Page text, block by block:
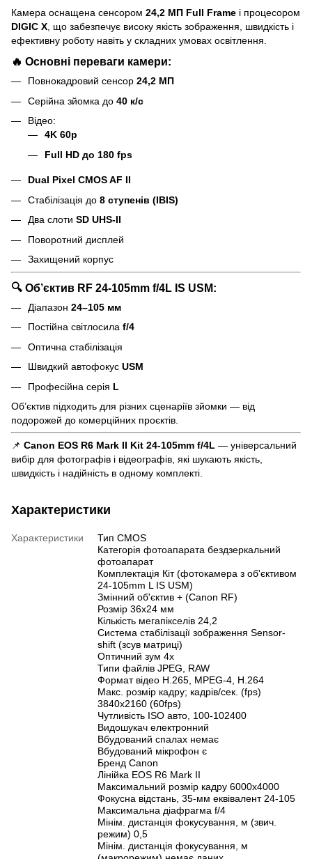
Камера оснащена сенсором 24,2 МП Full Frame і процесором
DIGIC X , що забезпечує високу якість зображення, швидкість і
ефективну роботу навіть у складних умовах освітлення.
🔥 Основні переваги камери:
Повнокадровий сенсор 24,2 МП
Серійна зйомка до 40 к/с
Відео:
4K 60p
Full HD до 180 fps
Dual Pixel CMOS AF II
Стабілізація до 8 ступенів (IBIS)
Два слоти SD UHS-II
Поворотний дисплей
Захищений корпус
🔍 Об’єктив RF 24-105mm f/4L IS USM:
Діапазон 24–105 мм
Постійна світлосила f/4
Оптична стабілізація
Швидкий автофокус USM
Професійна серія L
Об’єктив підходить для різних сценаріїв зйомки — від
подорожей до комерційних проєктів.
📌 Canon EOS R6 Mark II Kit 24-105mm f/4L — універсальний
вибір для фотографів і відеографів, які шукають якість,
швидкість і надійність в одному комплекті.
Характеристики
Характеристики
Тип CMOS
Категорія фотоапарата бездзеркальний
фотоапарат
Комплектація Кіт (фотокамера з об'єктивом
24-105mm L IS USM)
Змінний об'єктив + (Canon RF)
Розмір 36x24 мм
Кількість мегапікселів 24,2
Система стабілізації зображення Sensor-
shift (зсув матриці)
Оптичний зум 4x
Типи файлів JPEG, RAW
Формат відео H.265, MPEG-4, H.264
Макс. розмір кадру; кадрів/сек. (fps)
3840x2160 (60fps)
Чутливість ISO авто, 100-102400
Видошукач електронний
Вбудований спалах немає
Вбудований мікрофон є
Бренд Canon
Лінійка EOS R6 Mark II
Максимальний розмір кадру 6000x4000
Фокусна відстань, 35-мм еквівалент 24-105
Максимальна діафрагма f/4
Мінім. дистанція фокусування, м (звич.
режим) 0,5
Мінім. дистанція фокусування, м